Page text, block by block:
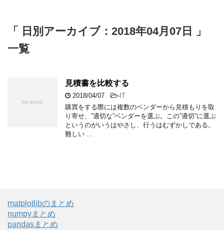
「 日別アーカイブ：2018年04月07日 」
一覧
見積書を比較する
2018/04/07 -IT
購買をする際には複数のベンダーから見積もりを取
り寄せ、”適切な”ベンダーを選ぶ。この”適切”に選ぶ
というのがいうはやさし、行うはむずかしである。
難しい …
matplotlibのまとめ
numpyまとめ
pandasまとめ